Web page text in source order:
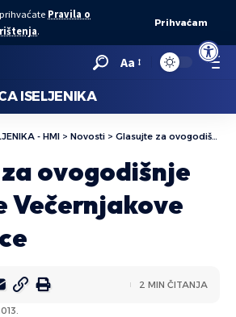
Open
Pravila o
.
Prihvaćam
Aa
ISELJENIKA
- HMI > Novosti > Glasujte za ovogodišnje dobitnike Večernjakove domovnice
ovogodišnje
Večernjakove
2 MIN ČITANJA